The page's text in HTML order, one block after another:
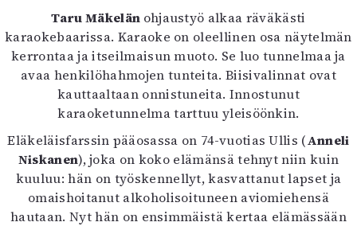
Arkisto
Lehdet
4/2026
2–3/2026
6/2025
5/2025 saame
5/2025
Lehtiarkisto
Taru Mäkelän ohjaustyö alkaa räväkästi
karaokebaarissa. Karaoke on oleellinen osa näytelmän
kerrontaa ja itseilmaisun muoto. Se luo tunnelmaa ja
avaa henkilöhahmojen tunteita. Biisivalinnat ovat
kauttaaltaan onnistuneita. Innostunut
karaoketunnelma tarttuu yleisöönkin.
Eläkeläisfarssin pääosassa on 74-vuotias Ullis (Anneli
Niskanen), joka on koko elämänsä tehnyt niin kuin
kuuluu: hän on työskennellyt, kasvattanut lapset ja
omaishoitanut alkoholisoituneen aviomiehensä
hautaan. Nyt hän on ensimmäistä kertaa elämässään